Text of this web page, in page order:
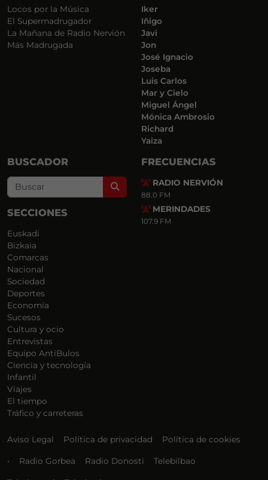
Locos por la Música
El Supermadrugador
La Mañana de Radio Nervión
Más Madrugada
Iker
Iñigo
Javi
Jon
José Ignacio
Joseba
Luis Carlos
Mar y Cielo
Miguel Ángel
Mónica Ambrosio
Richard
Yaiza
BUSCADOR
Search
SECCIONES
Euskadi
Bizkaia
Comarcas
Nacional
Sociedad
Deportes
Economía
Sucesos
Cultura y ocio
Entrevistas
Equipo AntiBulos
Ciencia y tecnología
Infantil
Viajes
El tiempo
Tráfico y carreteras
FRECUENCIAS
RADIO NERVIÓN
88.0 FM
MERINDADES
107.9 FM
Aviso Legal Política de privacidad Política de cookies
• Radio Gorbea Radio Donosti Telebilbao